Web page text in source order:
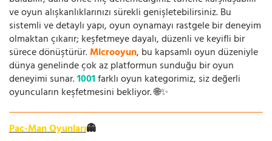
ve oyun alışkanlıklarınızı sürekli genişletebilirsiniz. Bu
sistemli ve detaylı yapı, oyun oynamayı rastgele bir deneyim
olmaktan çıkarır; keşfetmeye dayalı, düzenli ve keyifli bir
sürece dönüştürür.Microoyun, bu kapsamlı oyun düzeniyle
dünya genelinde çok az platformun sunduğu bir oyun
deneyimi sunar.1001farklı oyun kategorimiz, siz değerli
oyuncuların keşfetmesini bekliyor. 🌐✨
Pac-Man Oyunları👻